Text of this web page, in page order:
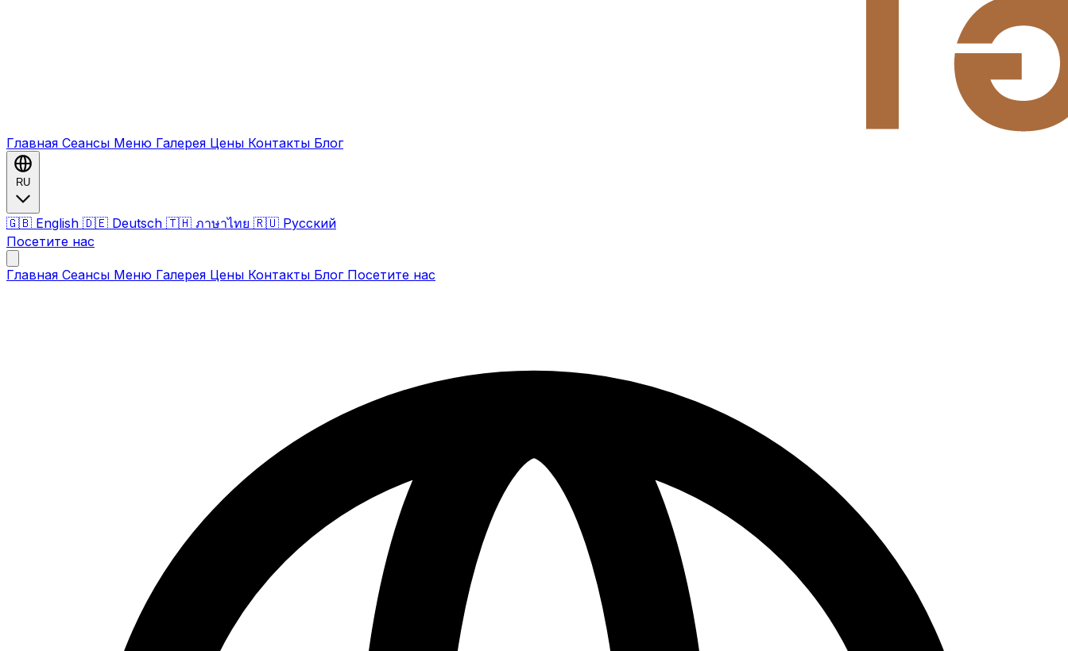
Главная Сеансы Меню Галерея Цены Контакты Блог
RU
🇬🇧 English 🇩🇪 Deutsch 🇹🇭 ภาษาไทย 🇷🇺 Русский
Посетите нас
Главная Сеансы Меню Галерея Цены Контакты Блог Посетите нас